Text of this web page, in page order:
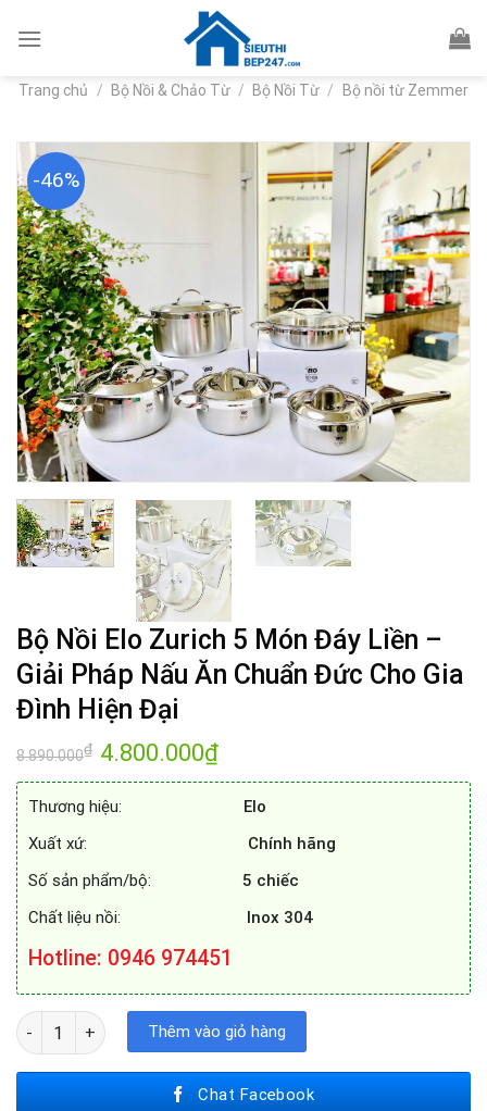
Trang chủ / Bộ Nồi & Chảo Từ / Bộ Nồi Từ / Bộ nồi từ Zemmer
-46%
Bộ Nồi Elo Zurich 5 Món Đáy Liền –
Giải Pháp Nấu Ăn Chuẩn Đức Cho Gia
Đình Hiện Đại
8.890.000₫
Giá
gốc
là:
4.800.000₫Giá
tại
4.800.000₫.
Thương hiệu: Elo
Xuất xứ:
Chính hãng
Số sản phẩm/bộ: 5 chiếc
Chất liệu nồi: Inox 304
Hotline: 0946 974451
Bộ Nồi Elo Zurich 5 Món Đáy Liền – Giải Pháp Nấu Ăn Chuẩn
Thêm vào giỏ hàng
Chat Facebook